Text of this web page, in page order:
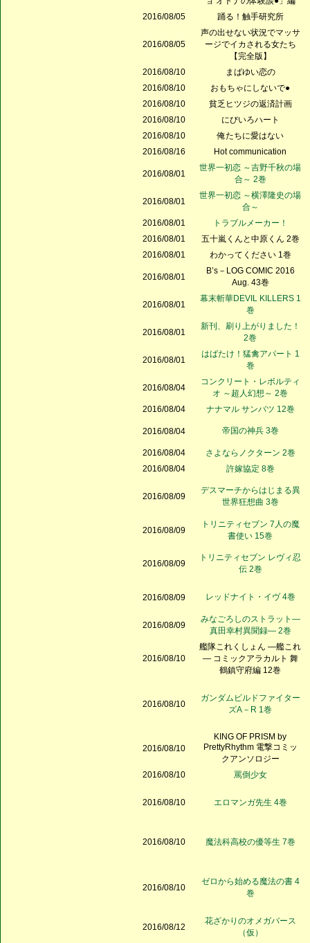
2016/08/05
踊る！触手研究所
2016/08/05
声の出せない状況でマッサ
ージでイカされる女たち
【完全版】
2016/08/10
まばゆい恋の
2016/08/10
おもちゃにしないで●
2016/08/10
貧乏ヒツジの返済計画
2016/08/10
にびいろハート
2016/08/10
俺たちに愛はない
2016/08/16
Hot communication
2016/08/01
世界一初恋 ～吉野千秋の場
合～ 2巻
2016/08/01
世界一初恋 ～横澤隆史の場
合～
2016/08/01
トラブルメーカー！
2016/08/01
五十嵐くんと中原くん 2巻
2016/08/01
わかってください 1巻
2016/08/01
B’s－LOG COMIC 2016
Aug. 43巻
2016/08/01
幕末斬華DEVIL KILLERS 1
巻
2016/08/01
新刊、刷り上がりました！
2巻
2016/08/01
はばたけ！猛禽アパート 1
巻
2016/08/04
コンクリート・レボルティ
オ ～超人幻想～ 2巻
2016/08/04
ナナマル サンバツ 12巻
2016/08/04 帝国の神兵 3巻
2016/08/04
さよならノクターン 2巻
2016/08/04
許嫁協定 8巻
2016/08/09
デスマーチからはじまる異
世界狂想曲 3巻
2016/08/09
トリニティセブン 7人の魔
書使い 15巻
2016/08/09
トリニティセブン レヴィ忍
伝 2巻
2016/08/09 レッドナイト・イヴ 4巻
2016/08/09
みなごろしのストラット―
真田幸村異聞録― 2巻
2016/08/10
艦隊これくしょん ―艦これ
― コミックアラカルト 舞
鶴鎮守府編 12巻
2016/08/10
ガンダムビルドファイター
ズA－R 1巻
2016/08/10
KING OF PRISM by
PrettyRhythm 電撃コミッ
クアンソロジー
2016/08/10
罵倒少女
2016/08/10 エロマンガ先生 4巻
2016/08/10 魔法科高校の優等生 7巻
2016/08/10
ゼロから始める魔法の書 4
巻
2016/08/12
花ざかりのオメガバース
（仮）